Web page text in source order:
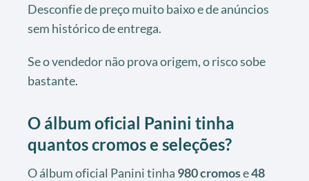
Desconfie de preço muito baixo e de anúncios
sem histórico de entrega.
Se o vendedor não prova origem, o risco sobe
bastante.
O álbum oficial Panini tinha
quantos cromos e seleções?
O álbum oficial Panini tinha 980 cromose48